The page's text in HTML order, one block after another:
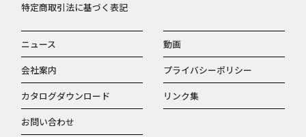
ニュース
動画
会社案内
プライバシーポリシー
カタログダウンロード
リンク集
お問い合わせ
特定商取引法に基づく表記